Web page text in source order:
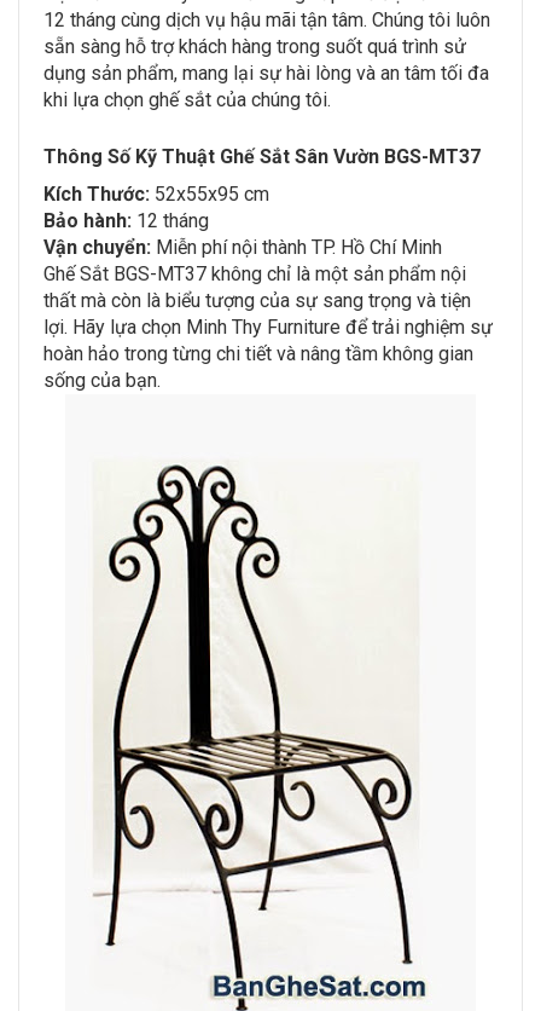
12 tháng cùng dịch vụ hậu mãi tận tâm. Chúng tôi luôn
sẵn sàng hỗ trợ khách hàng trong suốt quá trình sử
dụng sản phẩm, mang lại sự hài lòng và an tâm tối đa
khi lựa chọn ghế sắt của chúng tôi.
Thông Số Kỹ Thuật Ghế Sắt Sân Vườn BGS-MT37
Kích Thước: 52x55x95 cm
Bảo hành: 12 tháng
Vận chuyển: Miễn phí nội thành TP. Hồ Chí Minh
Ghế Sắt BGS-MT37 không chỉ là một sản phẩm nội
thất mà còn là biểu tượng của sự sang trọng và tiện
lợi. Hãy lựa chọn Minh Thy Furniture để trải nghiệm sự
hoàn hảo trong từng chi tiết và nâng tầm không gian
sống của bạn.